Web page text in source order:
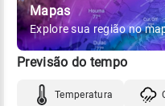
Mapas
Explore sua região no
Previsão do tempo
Temperatura